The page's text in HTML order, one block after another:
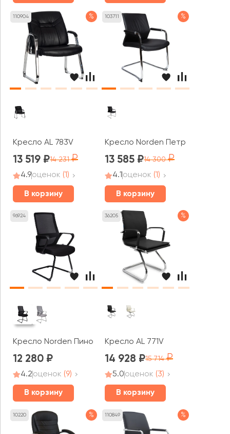
110904 %
Кресло AL 783V
13 519 14 231
4.9оценок (1)
В корзину
103711 %
Кресло Norden Петра / Petra
13 585 14 300
4.1оценок (1)
В корзину
96924
Кресло Norden Пино / Pino black CF
12 280
4.2оценок (9)
В корзину
36205 %
Кресло AL 771V
14 928 15 714
5.0оценок (3)
В корзину
10220 % 110849 %